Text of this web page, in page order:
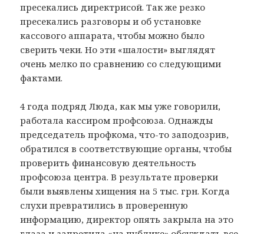
пресекались директрисой. Так же резко
пресекались разговоры и об установке
кассового аппарата, чтобы можно было
сверить чеки. Но эти «шалости» выглядят
очень мелко по сравнению со следующими
фактами.
4 года подряд Люда, как мы уже говорили,
работала кассиром профсоюза. Однажды
председатель профкома, что-то заподозрив,
обратился в соответствующие органы, чтобы
проверить финансовую деятельность
профсоюза центра. В результате проверки
были выявлены хищения на 5 тыс. грн. Когда
слухи превратились в проверенную
информацию, директор опять закрыла на это